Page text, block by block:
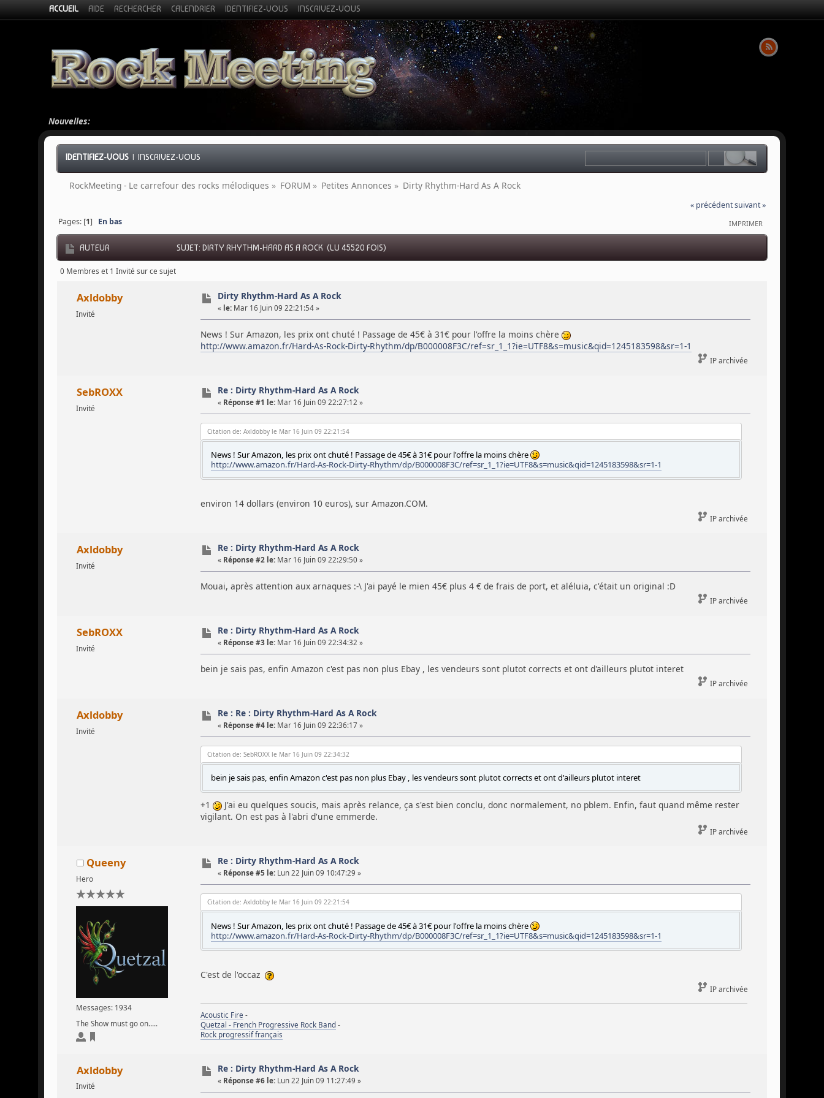
ACCUEIL AIDE RECHERCHER CALENDRIER IDENTIFIEZ-VOUS INSCRIVEZ-VOUS
Nouvelles:
IDENTIFIEZ-VOUS |INSCRIVEZ-VOUS
RockMeeting - Le carrefour des rocks mélodiques » FORUM » Petites Annonces » Dirty Rhythm-Hard As A Rock
« précédentsuivant »
IMPRIMER
Pages: [1] En bas
AUTEUR SUJET: DIRTY RHYTHM-HARD AS A ROCK (LU 45520 FOIS)
0 Membres et 1 Invité sur ce sujet
Axldobby
Invité
Dirty Rhythm-Hard As A Rock
« le: Mar 16 Juin 09 22:21:54 »
News ! Sur Amazon, les prix ont chuté ! Passage de 45€ à 31€ pour l'offre la moins chère
http://www.amazon.fr/Hard-As-Rock-Dirty-Rhythm/dp/B000008F3C/ref=sr_1_1?ie=UTF8&s=music&qid=1245183598&sr=1-1
IP archivée
SebROXX
Invité
Re : Dirty Rhythm-Hard As A Rock
« Réponse #1 le: Mar 16 Juin 09 22:27:12 »
Citation de: Axldobby le Mar 16 Juin 09 22:21:54
News ! Sur Amazon, les prix ont chuté ! Passage de 45€ à 31€ pour l'offre la moins chère
http://www.amazon.fr/Hard-As-Rock-Dirty-Rhythm/dp/B000008F3C/ref=sr_1_1?ie=UTF8&s=music&qid=1245183598&sr=1-1
environ 14 dollars (environ 10 euros), sur Amazon.COM.
IP archivée
Axldobby
Invité
Re : Dirty Rhythm-Hard As A Rock
« Réponse #2 le: Mar 16 Juin 09 22:29:50 »
Mouai, après attention aux arnaques :-\ J'ai payé le mien 45€ plus 4 € de frais de port, et aléluia, c'était un original :D
IP archivée
SebROXX
Invité
Re : Dirty Rhythm-Hard As A Rock
« Réponse #3 le: Mar 16 Juin 09 22:34:32 »
bein je sais pas, enfin Amazon c'est pas non plus Ebay , les vendeurs sont plutot corrects et ont d'ailleurs plutot interet
IP archivée
Axldobby
Invité
Re : Re : Dirty Rhythm-Hard As A Rock
« Réponse #4 le: Mar 16 Juin 09 22:36:17 »
Citation de: SebROXX le Mar 16 Juin 09 22:34:32
bein je sais pas, enfin Amazon c'est pas non plus Ebay , les vendeurs sont plutot corrects et ont d'ailleurs plutot interet
+1
J'ai eu quelques soucis, mais après relance, ça s'est bien conclu, donc normalement, no pblem. Enfin, faut quand même rester
vigilant. On est pas à l'abri d'une emmerde.
IP archivée
Queeny
Hero
Messages: 1934
The Show must go on.....
Re : Dirty Rhythm-Hard As A Rock
« Réponse #5 le: Lun 22 Juin 09 10:47:29 »
Citation de: Axldobby le Mar 16 Juin 09 22:21:54
News ! Sur Amazon, les prix ont chuté ! Passage de 45€ à 31€ pour l'offre la moins chère
http://www.amazon.fr/Hard-As-Rock-Dirty-Rhythm/dp/B000008F3C/ref=sr_1_1?ie=UTF8&s=music&qid=1245183598&sr=1-1
C'est de l'occaz
IP archivée
Acoustic Fire -
Quetzal - French Progressive Rock Band -
Rock progressif français
Axldobby
Invité
Re : Dirty Rhythm-Hard As A Rock
« Réponse #6 le: Lun 22 Juin 09 11:27:49 »